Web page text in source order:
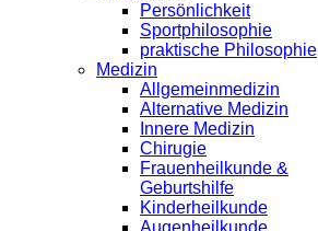
Persönlichkeit
Sportphilosophie
praktische Philosophie
Medizin
Allgemeinmedizin
Alternative Medizin
Innere Medizin
Chirugie
Frauenheilkunde &
Geburtshilfe
Kinderheilkunde
Augenheilkunde